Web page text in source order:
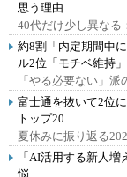
思う理由
40代だけ少し異なる
約8割「内定期間中
ル2位「モチベ維持
「やる必要ない」派
富士通を抜いて2位
トップ20
夏休みに振り返る
「AI活用する新人
悩